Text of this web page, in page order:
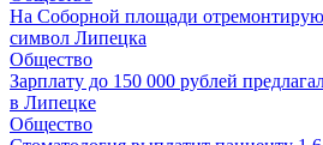
На Соборной площади
символ Липецка
Общество
Зарплату до 150 000 рублей
в Липецке
Общество